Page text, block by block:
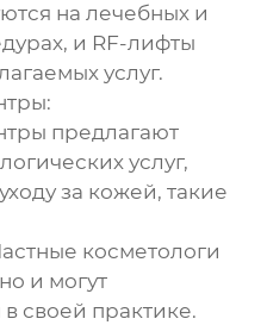
на лечебных и
и RF-лифты
услуг.
предлагают
услуг,
за кожей, такие
косметологи
и могут
своей практике.